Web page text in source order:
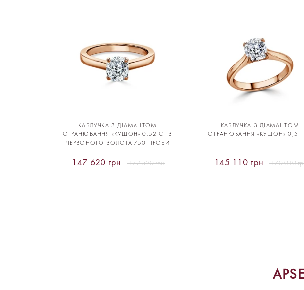
КАБЛУЧКА З ДІАМАНТОМ
ОГРАНЮВАННЯ «КУШОН» 0,52 CT З
ЧЕРВОНОГО ЗОЛОТА 750 ПРОБИ
147 620 грн 172 520 грн
КАБЛУЧКА З ДІАМАНТОМ
ОГРАНЮВАННЯ «КУШОН» 0,51
145 110 грн 170 010